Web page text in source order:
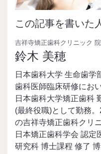
この記事を書いた
吉祥寺矯正歯科クリニック
鈴木 美穂
日本歯科大学 生命歯学
歯科医師臨床研修にお
日本歯科大学矯正歯科
(最終役職)として勤務
の吉祥寺矯正歯科クリ
日本矯正歯科学会 認定
研究科 博士課程 修了 博